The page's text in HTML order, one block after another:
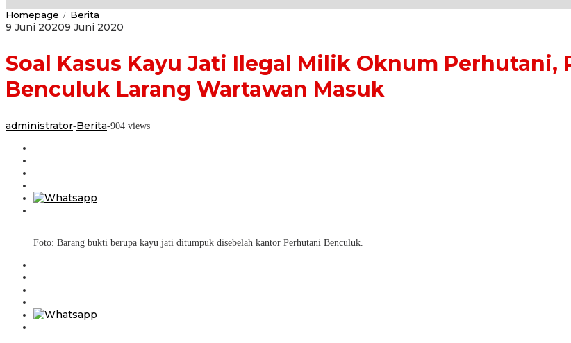
Homepage / Berita
Kasus
Ilegal
Milik
Oknum
Perhutani,
Benculuk
9 Juni 20209 Juni 2020
Soal Kasus Kayu Jati Ilegal Milik Oknum Perhutani,
Benculuk Larang Wartawan Masuk
administrator-Berita-904 views
Foto: Barang bukti berupa kayu jati ditumpuk disebelah kantor Perhutani Benculuk.